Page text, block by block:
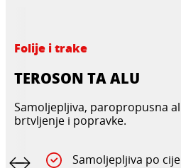
Folije i trake
TEROSON TA ALU
Samoljepljiva, paropropusna
brtvljenje i popravke.
Samoljepljiva po